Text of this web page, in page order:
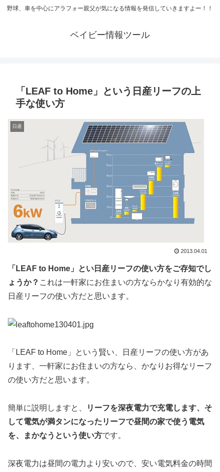
野球、車を中心にアラフォー親父が気になる情報を発信していきますよー！！
ベイビー情報ツール
「LEAF to Home」という日産リーフの上
手な使い方
日産
2013.04.01
「LEAF to Home」とい日産リーフの使い方をご存知でし
ょうか？ これは一軒家にお住まいの方ならかなり有効的な
日産リーフの使い方だと思います。
「LEAF to Home」という賢い、日産リーフの使い方があ
ります、一軒家にお住まいの方なら、かなりお得なリーフ
の使い方だと思います。
簡単に説明しますと、
リーフを深夜電力で充電します、そ
して電気が満タンになったリーフで昼間の家で使う電気
を、まかなうという使い方です。
深夜電力は昼間の電力より安いので、安い電気料金の時間